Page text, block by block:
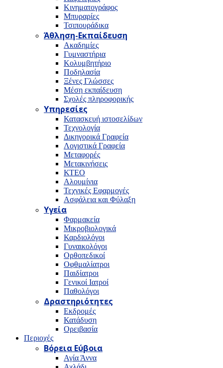
Κινηματογράφος
Μπυραρίες
Τσιπουράδικα
Άθληση-Εκπαίδευση
Ακαδημίες
Γυμναστήρια
Κολυμβητήριο
Ποδηλασία
Ξένες Γλώσσες
Μέση εκπαίδευση
Σχολές πληροφορικής
Υπηρεσίες
Κατασκευή ιστοσελίδων
Τεχνολογία
Δικηγορικά Γραφεία
Λογιστικά Γραφεία
Μεταφορές
Μετακινήσεις
ΚΤΕΟ
Αλουμίνια
Τεχνικές Εφαρμογές
Ασφάλεια και Φύλαξη
Υγεία
Φαρμακεία
Μικροβιολογικά
Καρδιολόγοι
Γυναικολόγοι
Ορθοπεδικοί
Οφθμαλίατροι
Παιδίατροι
Γενικοί Ιατροί
Παθολόγοι
Δραστηριότητες
Εκδρομές
Κατάδυση
Ορειβασία
Περιοχές
Βόρεια Εύβοια
Αγία Άννα